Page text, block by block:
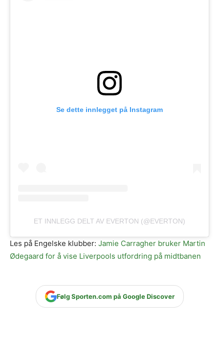
Se dette innlegget på Instagram
ET INNLEGG DELT AV EVERTON (@EVERTON)
Les på Engelske klubber: Jamie Carragher bruker Martin
Ødegaard for å vise Liverpools utfordring på midtbanen
Følg Sporten.com på Google Discover